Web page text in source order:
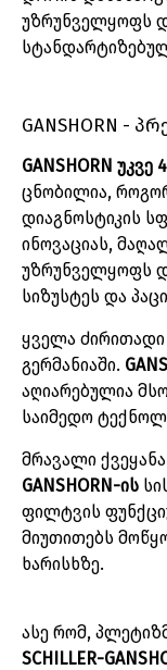
უზრუნველყოფს
GANSHORN -
GANSHORN უკვე
ცნობილია,
დიაგნოსტიკის
ინოვაციას,
უზრუნველყოფს
სიზუსტეს და
ყველა ძირითადი
გერმანიაში.
აღიარებულია
საიმედო
მრავალი ქვეყანა
GANSHORN-ის
ფილტვის
მიუთითებს
ხარისხზე.
ასე რომ,
SCHILLER-